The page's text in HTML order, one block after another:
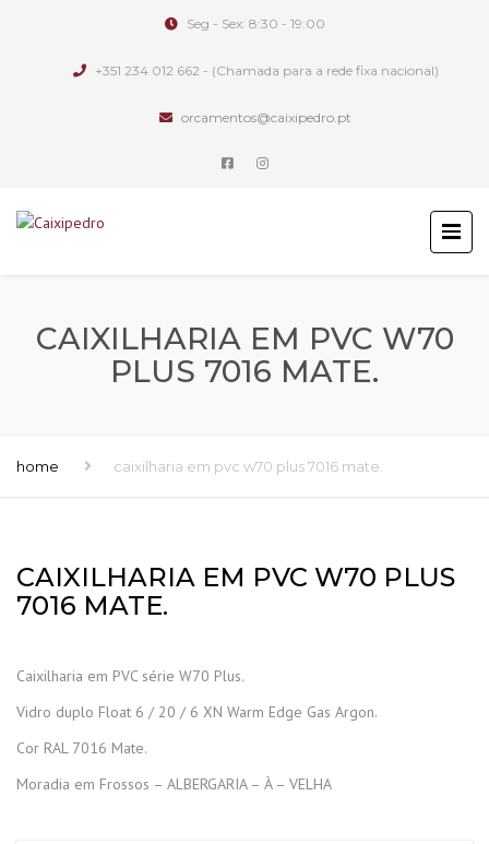
Seg - Sex: 8:30 - 19:00
+351 234 012 662 - (Chamada para a rede fixa nacional)
orcamentos@caixipedro.pt
CAIXILHARIA EM PVC W70
PLUS 7016 MATE.
home caixilharia em pvc w70 plus 7016 mate.
CAIXILHARIA EM PVC W70 PLUS
7016 MATE.
Caixilharia em PVC série W70 Plus.
Vidro duplo Float 6 / 20 / 6 XN Warm Edge Gas Argon.
Cor RAL 7016 Mate.
Moradia em Frossos – ALBERGARIA – À – VELHA